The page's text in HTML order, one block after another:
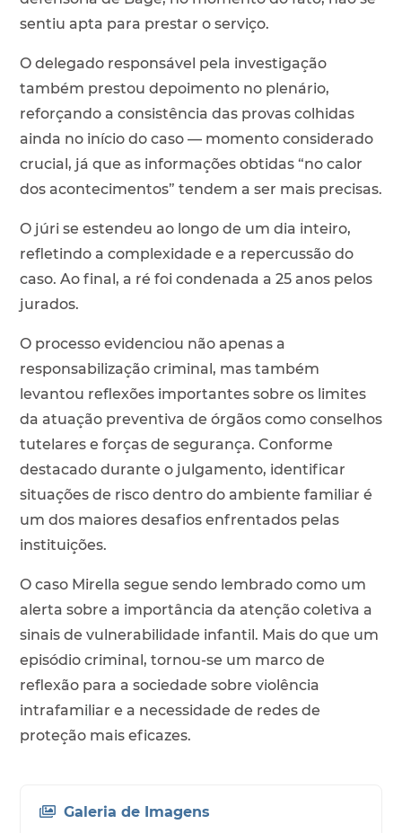
sentiu apta para prestar o serviço.
O delegado responsável pela investigação
também prestou depoimento no plenário,
reforçando a consistência das provas colhidas
ainda no início do caso — momento considerado
crucial, já que as informações obtidas “no calor
dos acontecimentos” tendem a ser mais precisas.
O júri se estendeu ao longo de um dia inteiro,
refletindo a complexidade e a repercussão do
caso. Ao final, a ré foi condenada a 25 anos pelos
jurados.
O processo evidenciou não apenas a
responsabilização criminal, mas também
levantou reflexões importantes sobre os limites
da atuação preventiva de órgãos como conselhos
tutelares e forças de segurança. Conforme
destacado durante o julgamento, identificar
situações de risco dentro do ambiente familiar é
um dos maiores desafios enfrentados pelas
instituições.
O caso Mirella segue sendo lembrado como um
alerta sobre a importância da atenção coletiva a
sinais de vulnerabilidade infantil. Mais do que um
episódio criminal, tornou-se um marco de
reflexão para a sociedade sobre violência
intrafamiliar e a necessidade de redes de
proteção mais eficazes.
Galeria de Imagens